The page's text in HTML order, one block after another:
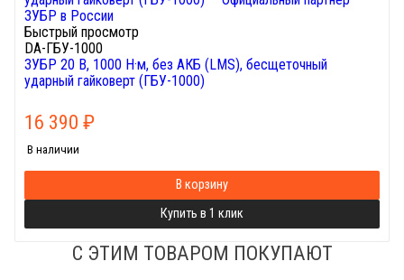
Быстрый просмотр
DA-ГБУ-1000
ЗУБР 20 В, 1000 Н·м, без АКБ (LMS), бесщеточный
ударный гайковерт (ГБУ-1000)
16 390 ₽
В наличии
В корзину
Купить в 1 клик
С ЭТИМ ТОВАРОМ ПОКУПАЮТ